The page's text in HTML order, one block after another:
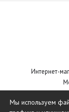
Интернет-
Мы используем